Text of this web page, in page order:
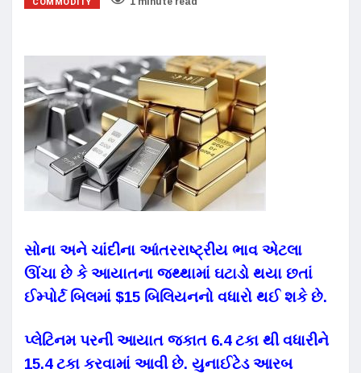
સોના અને ચાંદીના આંતરરાષ્ટ્રીય ભાવ એટલા
ઊંચા છે કે આયાતના જથ્થામાં ઘટાડો થયા છતાં
ઈમ્પોર્ટ બિલમાં $15 બિલિયનનો વધારો થઈ શકે છે.
પ્લેટિનમ પરની આયાત જકાત 6.4 ટકા થી વધારીને
15.4 ટકા કરવામાં આવી છે. યુનાઈટેડ આરબ